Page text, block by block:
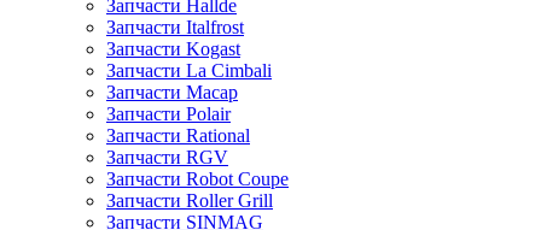
Запчасти Hallde
Запчасти Italfrost
Запчасти Kogast
Запчасти La Cimbali
Запчасти Macap
Запчасти Polair
Запчасти Rational
Запчасти RGV
Запчасти Robot Coupe
Запчасти Roller Grill
Запчасти SINMAG